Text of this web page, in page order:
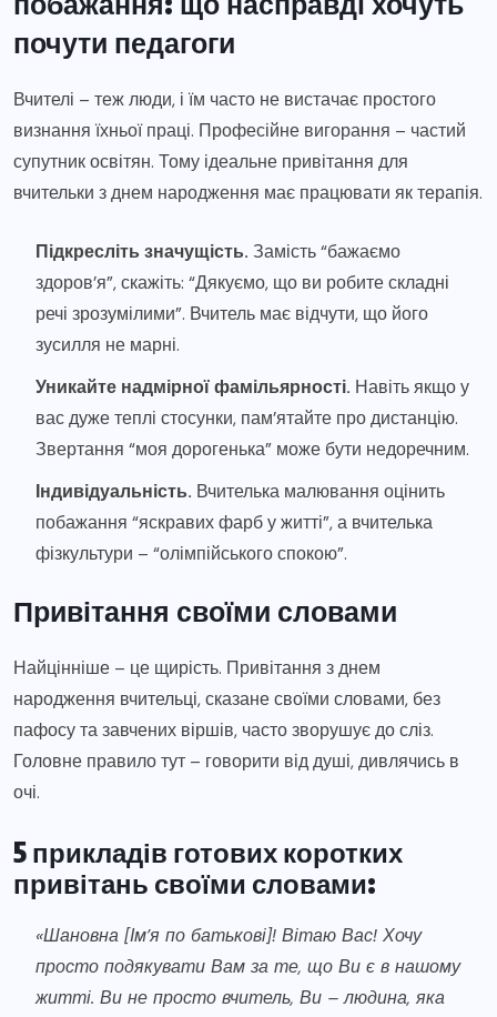
почути педагоги
Вчителі – теж люди, і їм часто не вистачає простого
визнання їхньої праці. Професійне вигорання – частий
супутник освітян. Тому ідеальне привітання для
вчительки з днем народження має працювати як терапія.
Підкресліть значущість. Замість “бажаємо
здоров’я”, скажіть: “Дякуємо, що ви робите складні
речі зрозумілими”. Вчитель має відчути, що його
зусилля не марні.
Уникайте надмірної фамільярності. Навіть якщо у
вас дуже теплі стосунки, пам’ятайте про дистанцію.
Звертання “моя дорогенька” може бути недоречним.
Індивідуальність. Вчителька малювання оцінить
побажання “яскравих фарб у житті”, а вчителька
фізкультури – “олімпійського спокою”.
Привітання своїми словами
Найцінніше – це щирість. Привітання з днем
народження вчительці, сказане своїми словами, без
пафосу та завчених віршів, часто зворушує до сліз.
Головне правило тут – говорити від душі, дивлячись в
очі.
5 прикладів готових коротких
привітань своїми словами:
«Шановна [Ім’я по батькові]! Вітаю Вас! Хочу
просто подякувати Вам за те, що Ви є в нашому
житті. Ви не просто вчитель, Ви – людина, яка